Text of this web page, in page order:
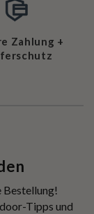
Zahlung +
Bestellung!
Tipps und